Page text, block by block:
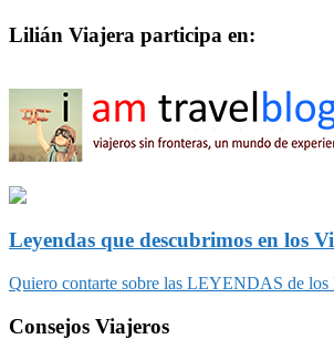
Lilián Viajera participa en:
Leyendas que descubrimos en los
Quiero contarte sobre las LEYENDAS de los
Consejos Viajeros